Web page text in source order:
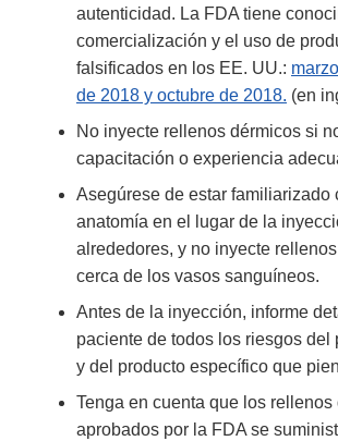
autenticidad. La FDA tiene
comercialización y el uso de
falsificados en los EE. UU.:
de 2018 y octubre de 2018. (en
No inyecte rellenos dérmicos si
capacitación o experiencia
Asegúrese de estar familiarizado
anatomía en el lugar de la
alrededores, y no inyecte
cerca de los vasos sanguíneos.
Antes de la inyección, informe
paciente de todos los riesgos del
y del producto específico que
Tenga en cuenta que los rellenos
aprobados por la FDA se